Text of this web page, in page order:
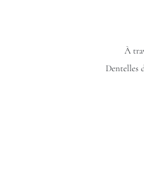
À
Dentelles